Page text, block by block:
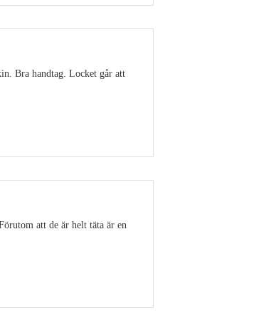
Bra handtag. Locket går att
att de är helt täta är en